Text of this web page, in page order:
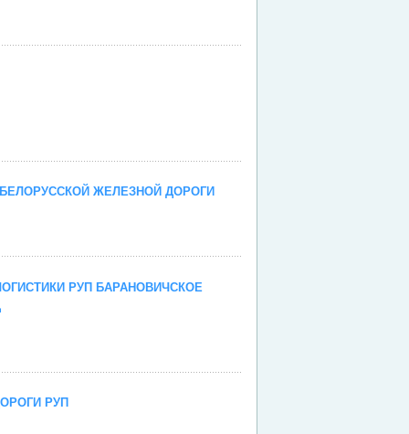
ЖЕЛЕЗНОЙ ДОРОГИ
РУП БАРАНОВИЧСКОЕ
РУП